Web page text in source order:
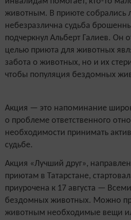
животным. В приюте собрались
небезразлична судьба
подчеркнул Альберт Галиев. Он
целью приюта для животных
забота о животных, но и их
чтобы популяция бездомных
Акция — это напоминание
о проблеме ответственного
необходимости принимать
судьбе.
Акция «Лучший друг»,
приютам в Татарстане,
приурочена к 17 августа —
бездомных животных. Можно
животным необходимые вещи